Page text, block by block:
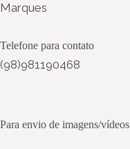
Marques
Telefone para contato
(98)981190468
Para envio de imagens/vídeos